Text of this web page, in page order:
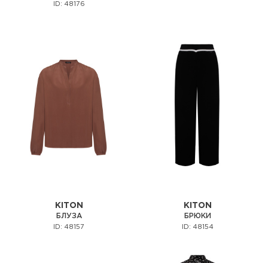
ID: 48176
KITON
БЛУЗА
ID: 48157
KITON
БРЮКИ
ID: 48154